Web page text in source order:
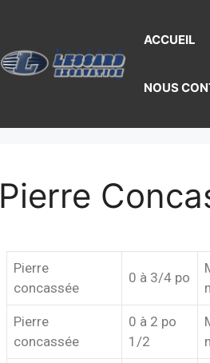
ACCUEIL
NOUS
Pierre
Pierre
concassée
0 à 3/4 po
Pierre
concassée
0 à 2 po
1/2